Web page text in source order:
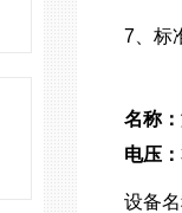
7、标
名称
电压
设备